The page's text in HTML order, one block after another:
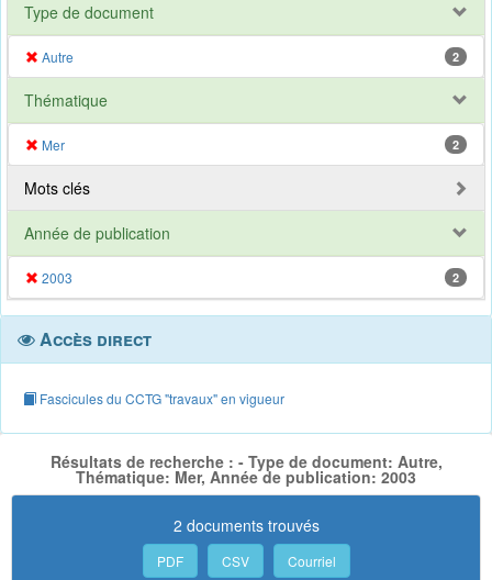
Type de document
Autre 2
Thématique
Mer 2
Mots clés
Année de publication
2003 2
Accès direct
Fascicules du CCTG "travaux" en vigueur
Résultats de recherche : - Type de document: Autre,
Thématique: Mer, Année de publication: 2003
2 documents trouvés
PDF CSV Courriel